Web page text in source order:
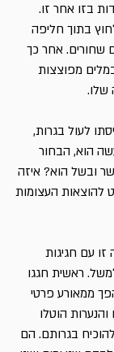
בזו אחר זו.
בתוך חליפה
שחורים. אחר כך
מפוצצות
שלו.
לעול בגרות,
הוא, הבחור
ובשל הוא? איזה
להוצאות העצומות
זו עם חגיגות
ראשית חגגו
ממאורע פרטי
הוטלו
בגרותם. הם